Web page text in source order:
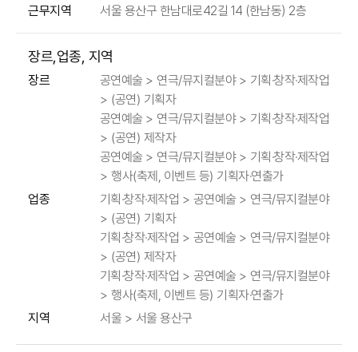
근무지역
서울 용산구 한남대로42길 14 (한남동) 2층
장르,업종, 지역
장르 공연예술 > 연극/뮤지컬분야 > 기획·창작·제작업
> (공연) 기획자
공연예술 > 연극/뮤지컬분야 > 기획·창작·제작업
> (공연) 제작자
공연예술 > 연극/뮤지컬분야 > 기획·창작·제작업
> 행사(축제, 이벤트 등) 기획자·연출가
업종 기획·창작·제작업 > 공연예술 > 연극/뮤지컬분야
> (공연) 기획자
기획·창작·제작업 > 공연예술 > 연극/뮤지컬분야
> (공연) 제작자
기획·창작·제작업 > 공연예술 > 연극/뮤지컬분야
> 행사(축제, 이벤트 등) 기획자·연출가
지역 서울 > 서울 용산구